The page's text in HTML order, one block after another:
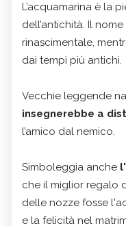
L’acquamarina è la
dell’antichità. Il nome
rinascimentale,
dai tempi più antichi.
Vecchie leggende
insegnerebbe a
l’amico dal nemico.
Simboleggia anche
che il miglior regalo
delle nozze fosse
e la felicità nel